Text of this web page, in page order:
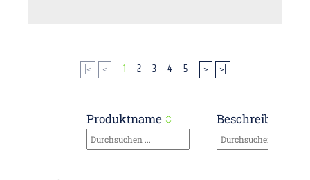
|< < 1 2 3 4 5 > >|
Produktname Beschreibung